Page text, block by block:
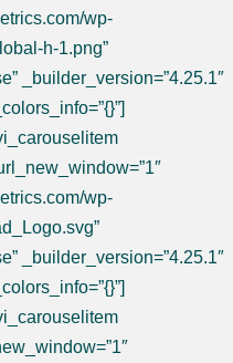
wp-
h-1.png”
_builder_version=”4.25.1″
wp-
_builder_version=”4.25.1″